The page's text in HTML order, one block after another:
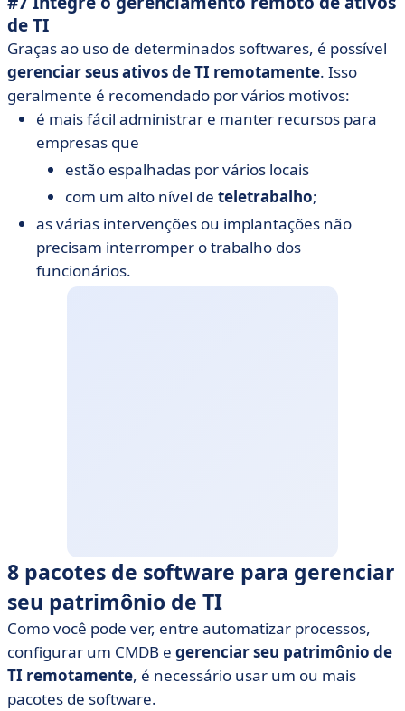
de TI
Graças ao uso de determinados softwares, é possível
gerenciar seus ativos de TI remotamente. Isso
geralmente é recomendado por vários motivos:
é mais fácil administrar e manter recursos para
empresas que
estão espalhadas por vários locais
com um alto nível de teletrabalho;
as várias intervenções ou implantações não
precisam interromper o trabalho dos
funcionários.
8 pacotes de software para gerenciar
seu patrimônio de TI
Como você pode ver, entre automatizar processos,
configurar um CMDB e gerenciar seu patrimônio de
TI remotamente, é necessário usar um ou mais
pacotes de software.